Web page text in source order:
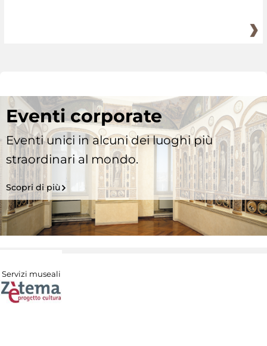
Eventi corporate
Eventi unici in alcuni dei luoghi più
straordinari al mondo.
Scopri di più
Servizi museali